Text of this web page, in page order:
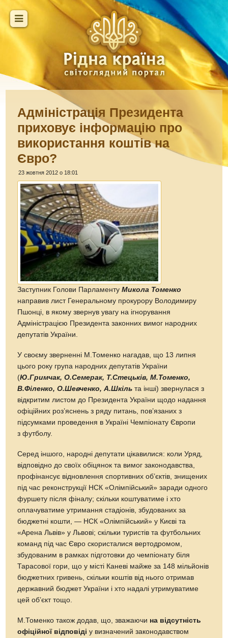
Адміністрація Президента
приховує інформацію про
використання коштів на
Євро?
23 жовтня 2012 о 18:01
Заступник Голови ПарламентуМикола Томенко
направив лист Генеральному прокурору Володимиру
Пшонці, в якому звернув увагу на ігнорування
Адміністрацією Президента законних вимог народних
депутатів України.
У своєму зверненні М.Томенко нагадав, що 13 липня
цього року група народних депутатів України
(Ю.Гримчак, О.Семерак, Т.Стецьків, М.Томенко,
В.Філенко, О.Шевченко, А.Шкіль та інші) звернулася з
відкритим листом до Президента України щодо надання
офіційних роз’яснень з ряду питань, пов’язаних з
підсумками проведення в Україні Чемпіонату Європи
з футболу.
Серед іншого, народні депутати цікавилися: коли Уряд,
відповідно до своїх обіцянок та вимог законодавства,
профінансує відновлення спортивних об’єктів, знищених
під час реконструкції НСК «Олімпійський» заради одного
фуршету після фіналу; скільки коштуватиме і хто
оплачуватиме утримання стадіонів, збудованих за
бюджетні кошти, — НСК «Олімпійський» у Києві та
«Арена Львів» у Львові; скільки туристів та футбольних
команд під час Євро скористалися вертодромом,
збудованим в рамках підготовки до чемпіонату біля
Тарасової гори, що у місті Каневі майже за 148 мільйонів
бюджетних гривень, скільки коштів від нього отримав
державний бюджет України і хто надалі утримуватиме
цей об’єкт тощо.
М.Томенко також додав, що, зважаючи на відсутність
офіційної відповіді у визначений законодавством